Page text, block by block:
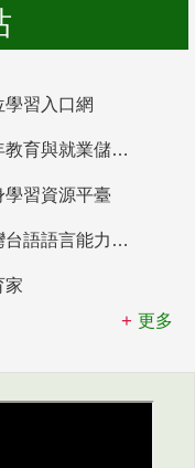
學習入口網
青年教育與就業儲蓄帳戶
學習資源平臺
臺灣台語語言能力認證網站
家
更多